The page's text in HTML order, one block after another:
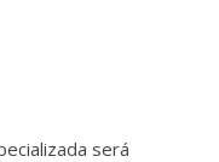
será